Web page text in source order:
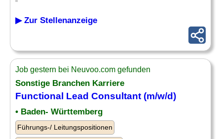
▶ Zur Stellenanzeige
Job gestern bei Neuvoo.com gefunden
Sonstige Branchen Karriere
Functional Lead Consultant (m/w/d)
• Baden- Württemberg
Führungs-/ Leitungspositionen